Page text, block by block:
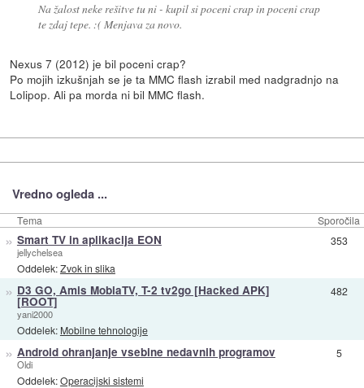
Na žalost neke rešitve tu ni - kupil si poceni crap in poceni crap
te zdaj tepe. :( Menjava za novo.
Nexus 7 (2012) je bil poceni crap?
Po mojih izkušnjah se je ta MMC flash izrabil med nadgradnjo na
Lolipop. Ali pa morda ni bil MMC flash.
Vredno ogleda ...
Tema Sporočila
» Smart TV in aplikacija EON
jellychelsea
Oddelek:Zvok in slika
353
» D3 GO, Amis MobiaTV, T-2 tv2go [Hacked APK]
[ROOT]
yani2000
Oddelek: Mobilne tehnologije
482
» Android ohranjanje vsebine nedavnih programov
Oldi
Oddelek:Operacijski sistemi
5